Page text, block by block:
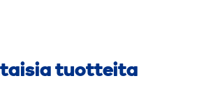
tuotteita